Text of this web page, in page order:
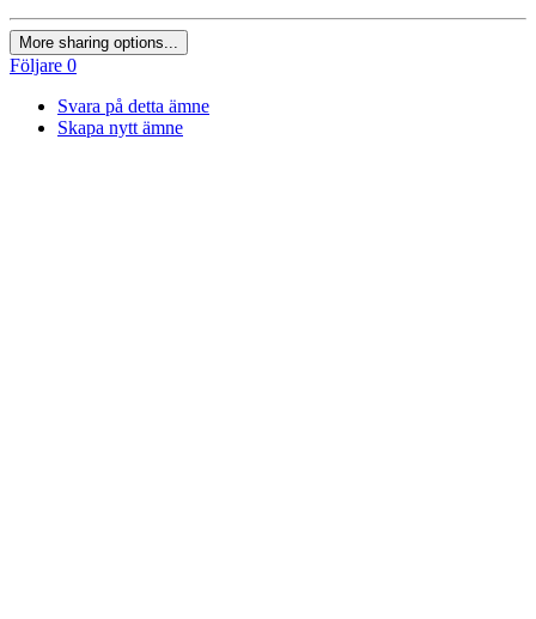
More sharing options...
Följare 0
Svara på detta ämne
Skapa nytt ämne